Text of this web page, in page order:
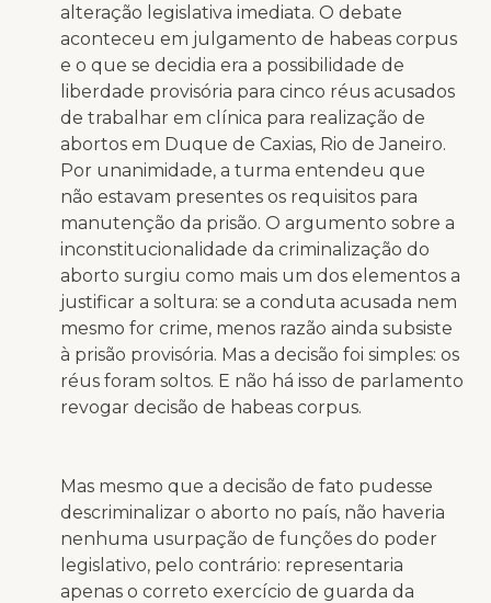
alteração legislativa imediata. O debate
aconteceu em julgamento de habeas corpus
e o que se decidia era a possibilidade de
liberdade provisória para cinco réus acusados
de trabalhar em clínica para realização de
abortos em Duque de Caxias, Rio de Janeiro.
Por unanimidade, a turma entendeu que
não estavam presentes os requisitos para
manutenção da prisão. O argumento sobre a
inconstitucionalidade da criminalização do
aborto surgiu como mais um dos elementos a
justificar a soltura: se a conduta acusada nem
mesmo for crime, menos razão ainda subsiste
à prisão provisória. Mas a decisão foi simples: os
réus foram soltos. E não há isso de parlamento
revogar decisão de habeas corpus.
Mas mesmo que a decisão de fato pudesse
descriminalizar o aborto no país, não haveria
nenhuma usurpação de funções do poder
legislativo, pelo contrário: representaria
apenas o correto exercício de guarda da